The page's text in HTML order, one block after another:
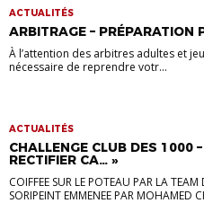
ACTUALITÉS
ARBITRAGE – PRÉPARATION
À l’attention des arbitres adultes et
nécessaire de reprendre votr...
ACTUALITÉS
CHALLENGE CLUB DES 1000
RECTIFIER CA… »
COIFFEE SUR LE POTEAU PAR LA
SORIPEINT EMMENEE PAR MOHAMED